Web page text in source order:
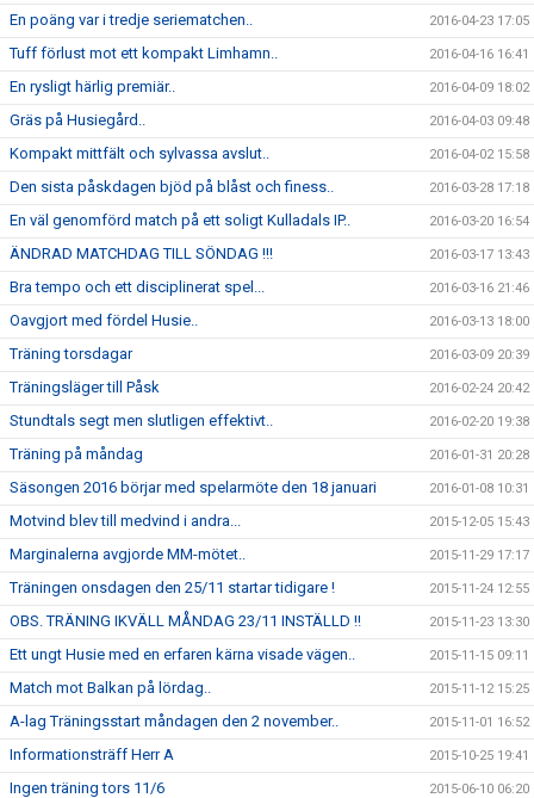
En poäng var i tredje seriematchen.. 2016-04-23 17:05
Tuff förlust mot ett kompakt Limhamn.. 2016-04-16 16:41
En rysligt härlig premiär.. 2016-04-09 18:02
Gräs på Husiegård.. 2016-04-03 09:48
Kompakt mittfält och sylvassa avslut.. 2016-04-02 15:58
Den sista påskdagen bjöd på blåst och finess.. 2016-03-28 17:18
En väl genomförd match på ett soligt Kulladals IP.. 2016-03-20 16:54
ÄNDRAD MATCHDAG TILL SÖNDAG !!! 2016-03-17 13:43
Bra tempo och ett disciplinerat spel... 2016-03-16 21:46
Oavgjort med fördel Husie.. 2016-03-13 18:00
Träning torsdagar 2016-03-09 20:39
Träningsläger till Påsk 2016-02-24 20:42
Stundtals segt men slutligen effektivt.. 2016-02-20 19:38
Träning på måndag 2016-01-31 20:28
Säsongen 2016 börjar med spelarmöte den 18 januari 2016-01-08 10:31
Motvind blev till medvind i andra... 2015-12-05 15:43
Marginalerna avgjorde MM-mötet.. 2015-11-29 17:17
Träningen onsdagen den 25/11 startar tidigare ! 2015-11-24 12:55
OBS. TRÄNING IKVÄLL MÅNDAG 23/11 INSTÄLLD !! 2015-11-23 13:30
Ett ungt Husie med en erfaren kärna visade vägen.. 2015-11-15 09:11
Match mot Balkan på lördag.. 2015-11-12 15:25
A-lag Träningsstart måndagen den 2 november.. 2015-11-01 16:52
Informationsträff Herr A 2015-10-25 19:41
Ingen träning tors 11/6 2015-06-10 06:20